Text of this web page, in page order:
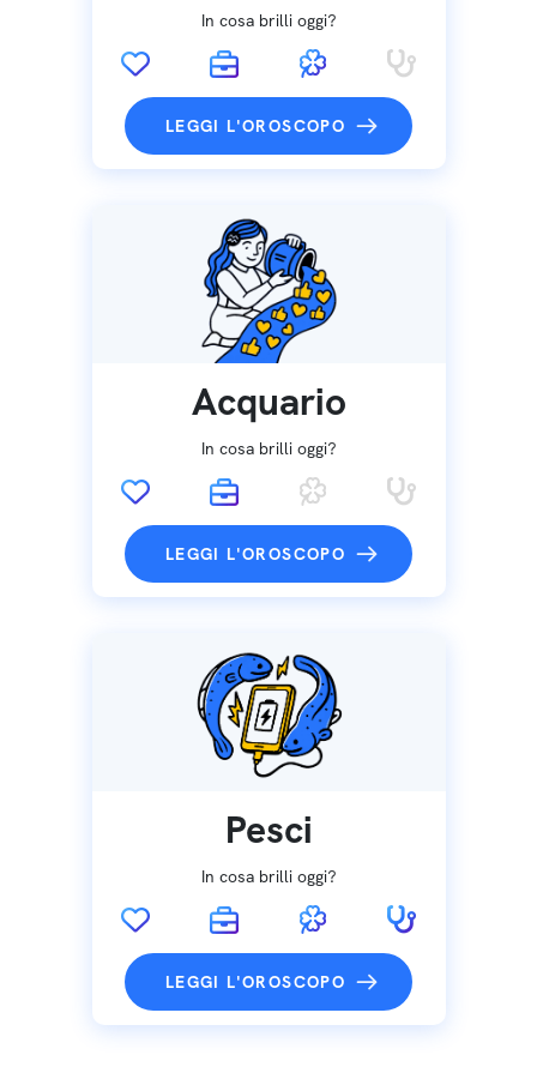
In cosa brilli oggi?
LEGGI L'OROSCOPO
Acquario
In cosa brilli oggi?
LEGGI L'OROSCOPO
Pesci
In cosa brilli oggi?
LEGGI L'OROSCOPO